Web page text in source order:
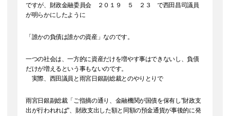
ですが、財政金融委員会 ２０１９ ５ ２３ で西田昌司議員
が明らかにしたように
「誰かの負債は誰かの資産」なのです。
一つの社会は、一方的に資産だけを増やす事はできないし、負債
だけが増えるという事もないのです。
実際、西田議員と雨宮日銀副総裁とのやりとりで
雨宮日銀副総裁「ご指摘の通り、金融機関が国債を保有し”財政支
出が行われれば”、財政支出した額と同額の預金通貨が事後的に発